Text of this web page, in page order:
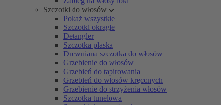
Szczotki do włosów
Pokaż wszystkie
Szczotki okrągłe
Detangler
Szczotka płaska
Drewniana szczotka do włosów
Grzebienie do włosów
Grzebień do tapirowania
Grzebień do włosów kręconych
Grzebienie do strzyżenia włosów
Szczotka tunelowa